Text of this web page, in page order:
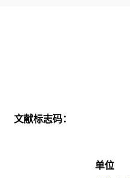
文献标志码：
单位